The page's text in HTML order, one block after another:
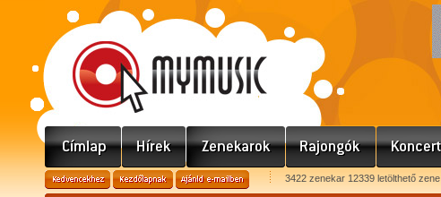
3422 zenekar 12339 letölthető zene